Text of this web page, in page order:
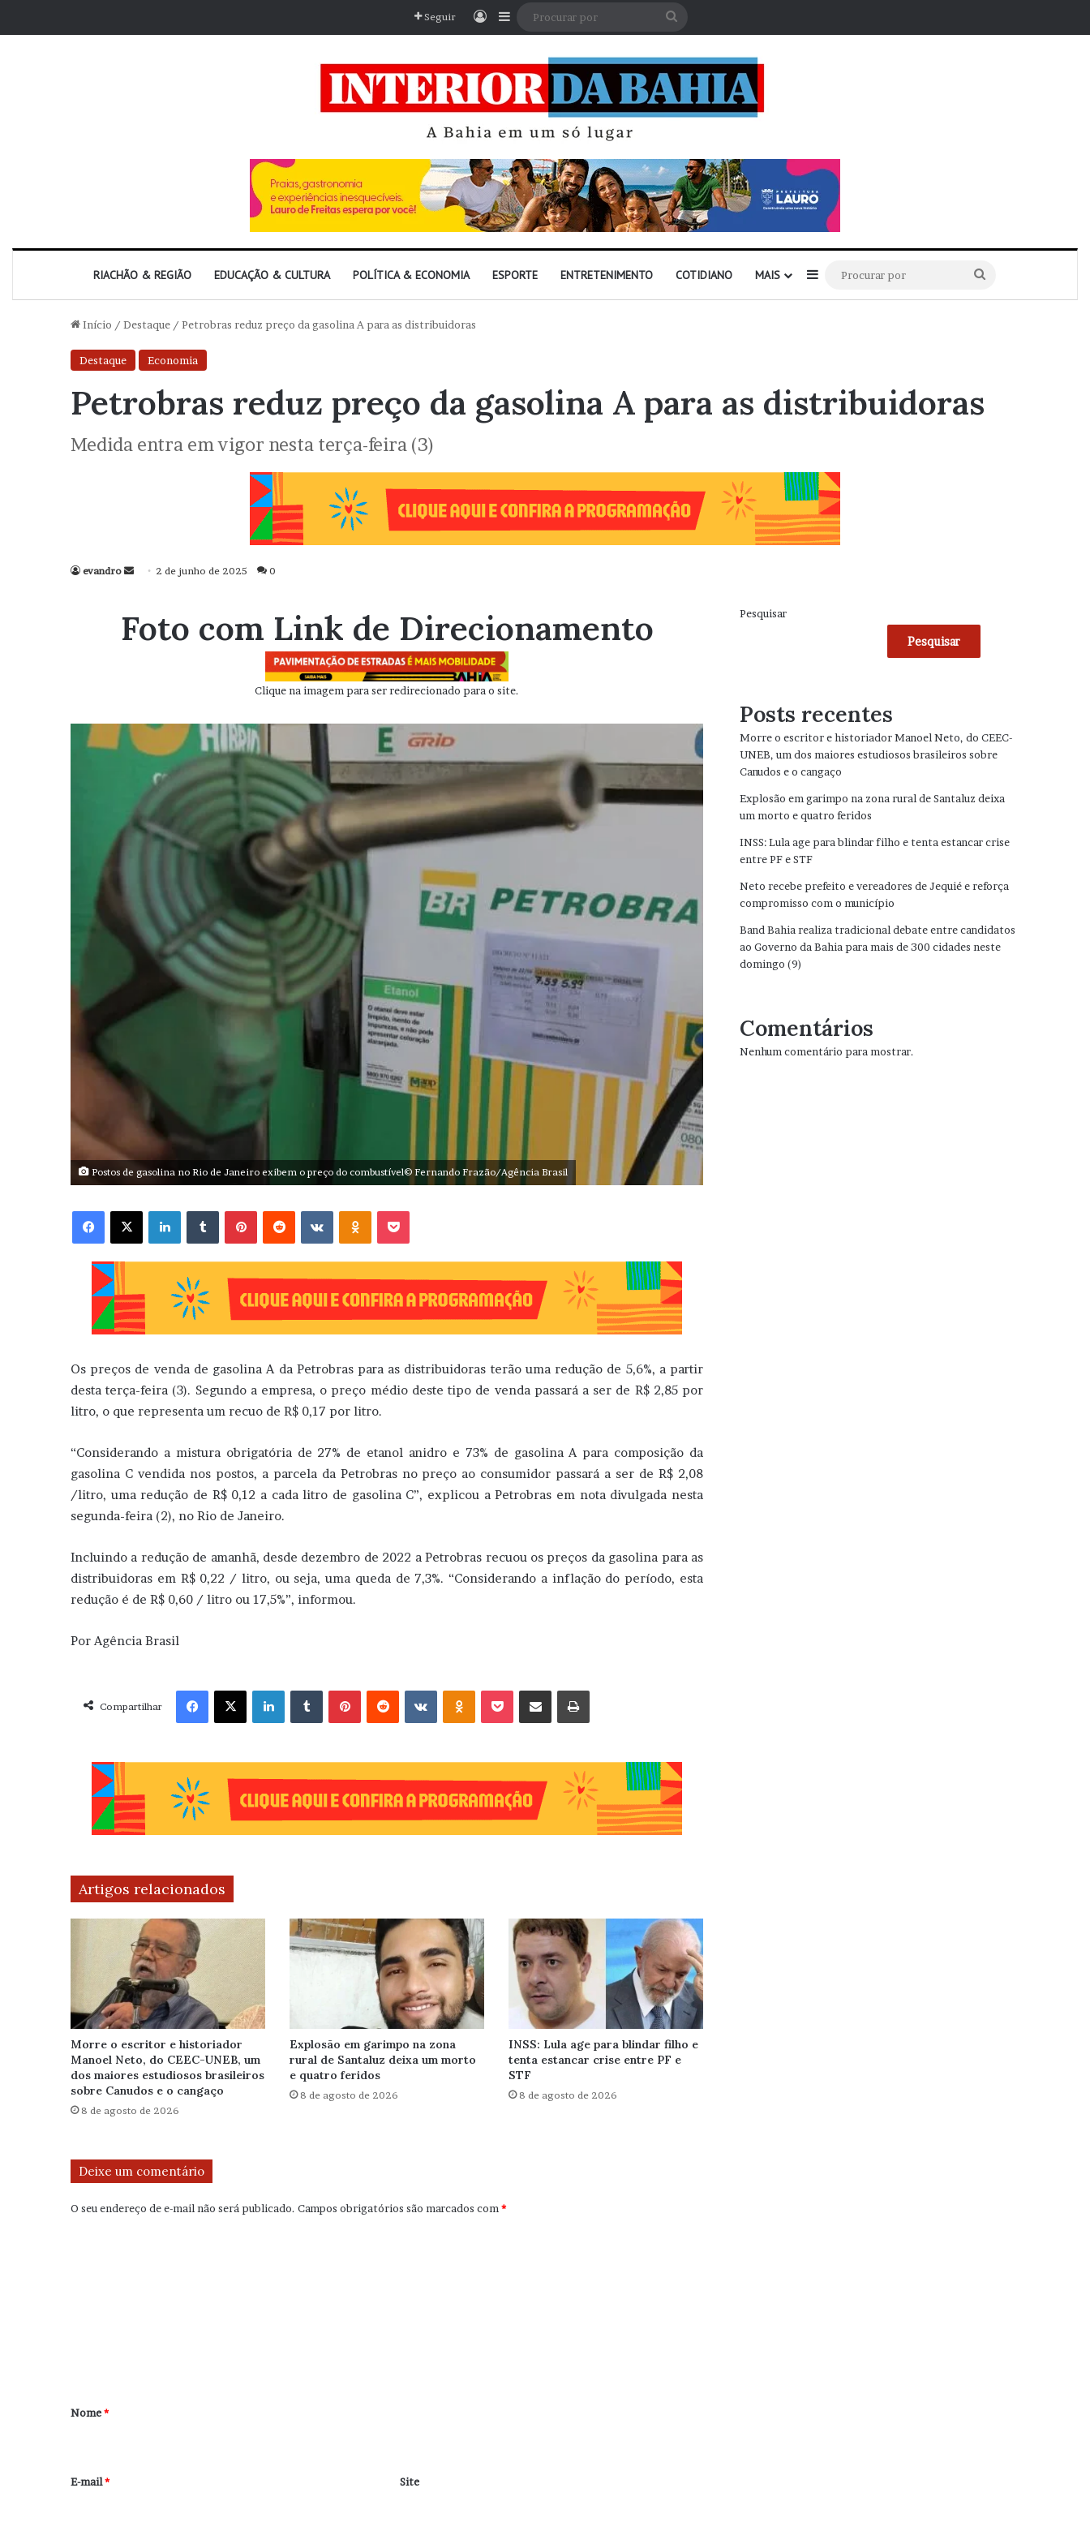
Seguir EntrarBarra Lateral
RIACHÃO & REGIÃO EDUCAÇÃO & CULTURA POLÍTICA & ECONOMIA ESPORTE ENTRETENIMENTO COTIDIANO MAIS Barra Lateral
por
Início / Destaque / Petrobras reduz preço da gasolina A para as distribuidoras
Destaque Economia
Petrobras reduz preço da gasolina A para as distribuidoras
Medida entra em vigor nesta terça-feira (3)
evandro
Mande
mail
2 de junho de 2025 0
Foto com Link de Direcionamento
Clique na imagem para ser redirecionado para o site.
Postos de gasolina no Rio de Janeiro exibem o preço do combustível© Fernando Frazão/Agência Brasil
Facebook X Linkedin VK OK
Os preços de venda de gasolina A da Petrobras para as distribuidoras terão uma redução de 5,6%, a partir
desta terça-feira (3). Segundo a empresa, o preço médio deste tipo de venda passará a ser de R$ 2,85 por
litro, o que representa um recuo de R$ 0,17 por litro.
“Considerando a mistura obrigatória de 27% de etanol anidro e 73% de gasolina A para composição da
gasolina C vendida nos postos, a parcela da Petrobras no preço ao consumidor passará a ser de R$ 2,08
/litro, uma redução de R$ 0,12 a cada litro de gasolina C”, explicou a Petrobras em nota divulgada nesta
segunda-feira (2), no Rio de Janeiro.
Incluindo a redução de amanhã, desde dezembro de 2022 a Petrobras recuou os preços da gasolina para as
distribuidoras em R$ 0,22 / litro, ou seja, uma queda de 7,3%. “Considerando a inflação do período, esta
redução é de R$ 0,60 / litro ou 17,5%”, informou.
Por Agência Brasil
Compartilhar
Facebook X Linkedin VK OK
Artigos relacionados
Morre o escritor e historiador
Manoel Neto, do CEEC-UNEB, um
dos maiores estudiosos brasileiros
sobre Canudos e o cangaço
8 de agosto de 2026
Explosão em garimpo na zona
rural de Santaluz deixa um morto
e quatro feridos
8 de agosto de 2026
INSS: Lula age para blindar filho e
tenta estancar crise entre PF e
STF
8 de agosto de 2026
Deixe um comentário
O seu endereço de e-mail não será publicado. Campos obrigatórios são marcados com *
r
*
Nome*
E-mail* Site
Pesquisar
Pesquisar
Posts recentes
Morre o escritor e historiador Manoel Neto, do CEEC-
UNEB, um dos maiores estudiosos brasileiros sobre
Canudos e o cangaço
Explosão em garimpo na zona rural de Santaluz deixa
um morto e quatro feridos
INSS: Lula age para blindar filho e tenta estancar crise
entre PF e STF
Neto recebe prefeito e vereadores de Jequié e reforça
compromisso com o município
Band Bahia realiza tradicional debate entre candidatos
ao Governo da Bahia para mais de 300 cidades neste
domingo (9)
Comentários
Nenhum comentário para mostrar.